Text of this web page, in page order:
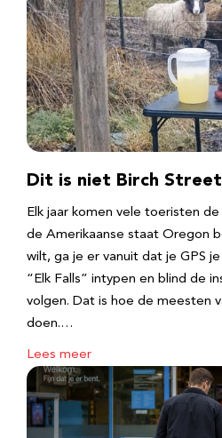
Dit is niet Birch Street
Elk jaar komen vele toeristen
de Amerikaanse staat Oregon
wilt, ga je er vanuit dat je GPS
“Elk Falls” intypen en blind de
volgen. Dat is hoe de meesten
doen.…
Lees meer